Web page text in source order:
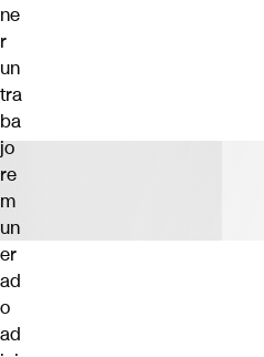
ne
r
un
tra
ba
jo
re
m
un
er
ad
o
ad